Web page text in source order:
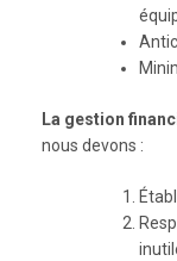
La gestion
nous devons :